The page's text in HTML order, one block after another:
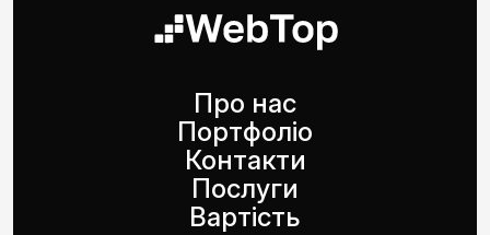
Про нас
Портфоліо
Контакти
Послуги
Вартість